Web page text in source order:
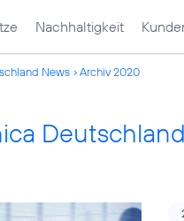
Nachhaltigkeit
News Archiv 2020